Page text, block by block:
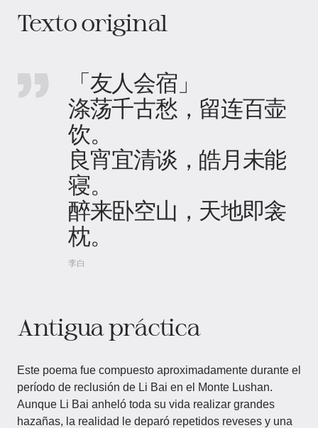
Texto original
「友人会宿」
涤荡千古愁，留连百壶
饮。
良宵宜清谈，皓月未能
寝。
醉来卧空山，天地即衾
枕。
李白
Antigua práctica
Este poema fue compuesto aproximadamente durante el
período de reclusión de Li Bai en el Monte Lushan.
Aunque Li Bai anheló toda su vida realizar grandes
hazañas, la realidad le deparó repetidos reveses y una